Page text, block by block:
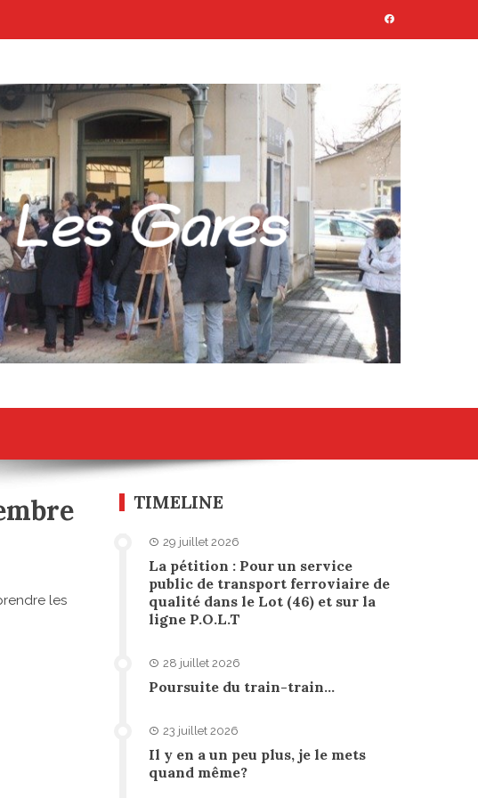
les
TIMELINE
29 juillet 2026
La pétition : Pour un service
public de transport ferroviaire de
qualité dans le Lot (46) et sur la
ligne P.O.L.T
28 juillet 2026
Poursuite du train-train…
23 juillet 2026
Il y en a un peu plus, je le mets
quand même?